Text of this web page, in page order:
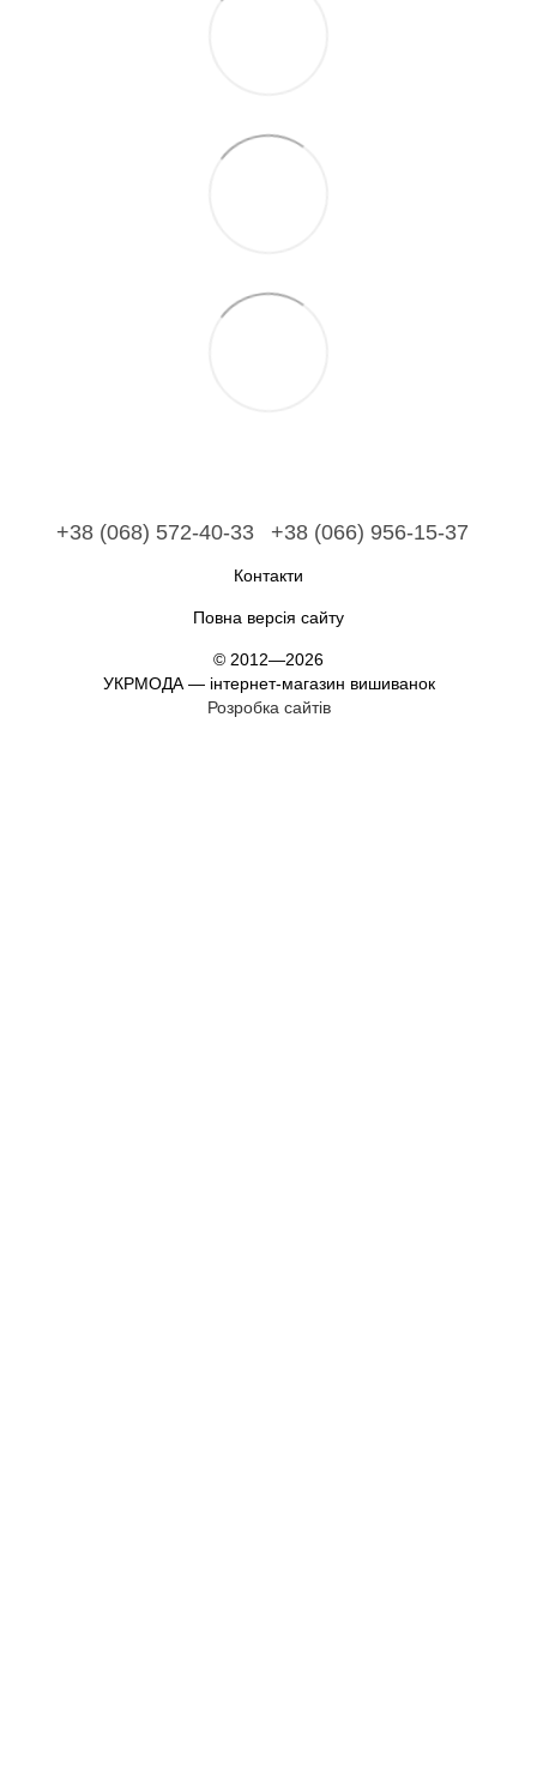
+38 (068) 572-40-33 +38 (066) 956-15-37
Контакти
Повна версія сайту
© 2012—2026
УКРМОДА — інтернет-магазин вишиванок
Розробка сайтів